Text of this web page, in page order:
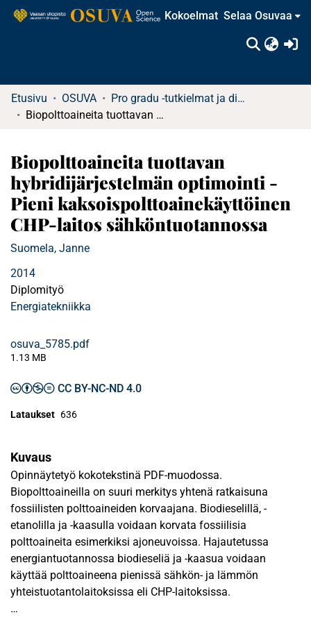
Kokoelmat Selaa Osuvaa
Etusivu OSUVA
Pro gradu -tutkielmat ja diplomityöt
Biopolttoaineita tuottavan hybridijärjestelmän optimointi - Pieni kaksoispolttoainekäyttöinen CHP-laitos sähköntuotannossa
Biopolttoaineita tuottavan
hybridijärjestelmän optimointi -
Pieni kaksoispolttoainekäyttöinen
CHP-laitos sähköntuotannossa
Suomela, Janne
2014
Diplomityö
Energiatekniikka
osuva_5785.pdf
1.13 MB
CC BY-NC-ND 4.0
Lataukset 636
Kuvaus
Opinnäytetyö kokotekstinä PDF-muodossa.
Biopolttoaineilla on suuri merkitys yhtenä ratkaisuna
fossiilisten polttoaineiden korvaajana. Biodieselillä, -
etanolilla ja -kaasulla voidaan korvata fossiilisia
polttoaineita esimerkiksi ajoneuvoissa. Hajautetussa
energiantuotannossa biodieseliä ja -kaasua voidaan
käyttää polttoaineena pienissä sähkön- ja lämmön
yhteistuotantolaitoksissa eli CHP-laitoksissa.